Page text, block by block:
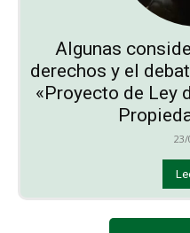
Algunas
derechos y el
«Proyecto de Ley
23/